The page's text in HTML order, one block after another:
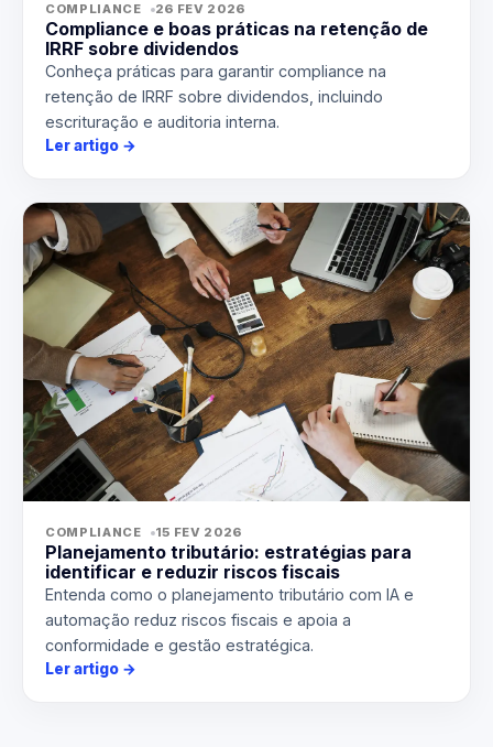
COMPLIANCE 26 FEV 2026
Compliance e boas práticas na retenção de
IRRF sobre dividendos
Conheça práticas para garantir compliance na
retenção de IRRF sobre dividendos, incluindo
escrituração e auditoria interna.
Ler artigo →
COMPLIANCE 15 FEV 2026
Planejamento tributário: estratégias para
identificar e reduzir riscos fiscais
Entenda como o planejamento tributário com IA e
automação reduz riscos fiscais e apoia a
conformidade e gestão estratégica.
Ler artigo →